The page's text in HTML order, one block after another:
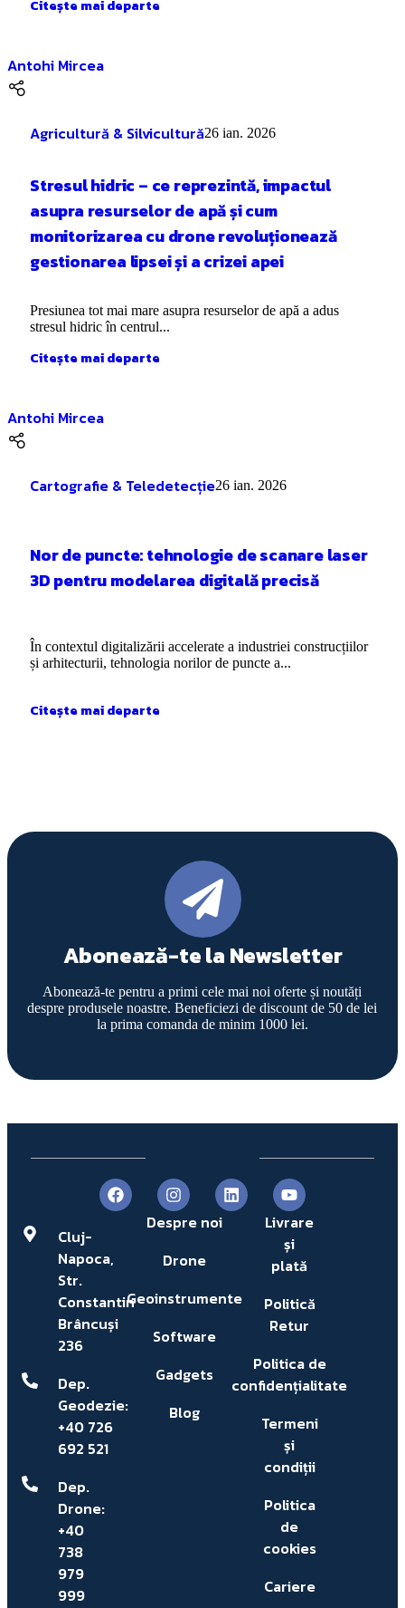
Citește mai departe
Antohi Mircea
Agricultură & Silvicultură26 ian. 2026
Stresul hidric – ce reprezintă, impactul
asupra resurselor de apă și cum
monitorizarea cu drone revoluționează
gestionarea lipsei și a crizei apei
Presiunea tot mai mare asupra resurselor de apă a adus
stresul hidric în centrul...
Citește mai departe
Antohi Mircea
Cartografie & Teledetecție26 ian. 2026
Nor de puncte: tehnologie de scanare laser
3D pentru modelarea digitală precisă
În contextul digitalizării accelerate a industriei construcțiilor
și arhitecturii, tehnologia norilor de puncte a...
Citește mai departe
Abonează-te la Newsletter
Abonează-te pentru a primi cele mai noi oferte și noutăți
despre produsele noastre. Beneficiezi de discount de 50 de lei
la prima comanda de minim 1000 lei.
Cluj-
Napoca,
Str.
Constantin
Brâncuși
236
Dep.
Geodezie:
+40 726
692 521
Dep.
Drone:
+40
738
979
999
Despre noi
Drone
Geoinstrumente
Software
Gadgets
Blog
Livrare
și
plată
Politică
Retur
Politica de
confidențialitate
Termeni
și
condiții
Politica
de
cookies
Cariere